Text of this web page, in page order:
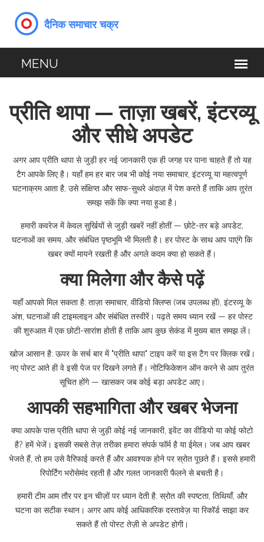
प्रीति थापा — ताज़ा खबरें, इंटरव्यू
और सीधे अपडेट
अगर आप प्रीति थापा से जुड़ी हर नई जानकारी एक ही जगह पर पाना चाहते हैं तो यह
टैग आपके लिए है। यहाँ हम हर बार जब भी कोई नया समाचार, इंटरव्यू या महत्वपूर्ण
घटनाक्रम आता है, उसे संक्षिप्त और साफ-सुथरे अंदाज़ में पेश करते हैं ताकि आप तुरंत
समझ सकें कि क्या नया हुआ है।
हमारी कवरेज में केवल सुर्खियों से जुड़ी खबरें नहीं होतीं — छोटे-तर बड़े अपडेट,
घटनाओं का समय, और संबंधित पृष्ठभूमि भी मिलती है। हर पोस्ट के साथ आप पाएंगे कि
खबर क्यों मायने रखती है और अगले कदम क्या हो सकते हैं।
क्या मिलेगा और कैसे पढ़ें
यहाँ आपको मिल सकता है: ताज़ा समाचार, वीडियो क्लिप्स (जब उपलब्ध हों), इंटरव्यू के
अंश, घटनाओं की टाइमलाइन और संबंधित तस्वीरें। पढ़ते समय ध्यान रखें — हर पोस्ट
की शुरुआत में एक छोटी-सारांश होती है ताकि आप कुछ सेकंड में मुख्य बात समझ लें।
खोज आसान है: ऊपर के सर्च बार में "प्रीति थापा" टाइप करें या इस टैग पर क्लिक रखें।
नए पोस्ट आते ही वे इसी पेज पर दिखने लगते हैं। नोटिफिकेशन ऑन करने से आप तुरंत
सूचित होंगे — खासकर जब कोई बड़ा अपडेट आए।
आपकी सहभागिता और खबर भेजना
क्या आपके पास प्रीति थापा से जुड़ी कोई नई जानकारी, इवेंट का वीडियो या कोई फोटो
है? हमें भेजें। इसकी सबसे तेज़ तरीका हमारा संपर्क फॉर्म है या ईमेल। जब आप खबर
भेजते हैं, तो हम उसे वैरिफाई करते हैं और आवश्यक होने पर स्रोत पूछते हैं। इससे हमारी
रिपोर्टिंग भरोसेमंद रहती है और गलत जानकारी फैलने से बचती है।
हमारी टीम आम तौर पर इन चीज़ों पर ध्यान देती है: स्रोत की स्पष्टता, तिथियाँ, और
घटना का सटीक स्थान। अगर आप कोई आधिकारिक दस्तावेज़ या रिकॉर्ड साझा कर
सकते हैं तो पोस्ट तेज़ी से अपडेट होगी।